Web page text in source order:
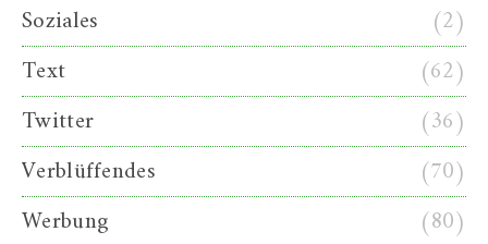
Soziales
(2)
Text
(62)
Twitter
(36)
Verblüffendes
(70)
Werbung
(80)